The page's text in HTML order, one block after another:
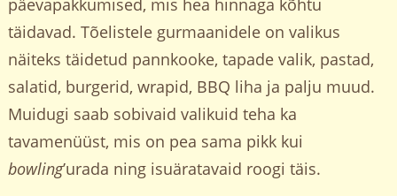
päevapakkumised, mis hea hinnaga kõhtu
täidavad. Tõelistele gurmaanidele on valikus
näiteks täidetud pannkooke, tapade valik, pastad,
salatid, burgerid, wrapid, BBQ liha ja palju muud.
Muidugi saab sobivaid valikuid teha ka
tavamenüüst, mis on pea sama pikk kui
bowling’urada ning isuäratavaid roogi täis.